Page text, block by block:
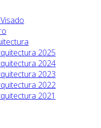
2025
2024
2023
2022
2021